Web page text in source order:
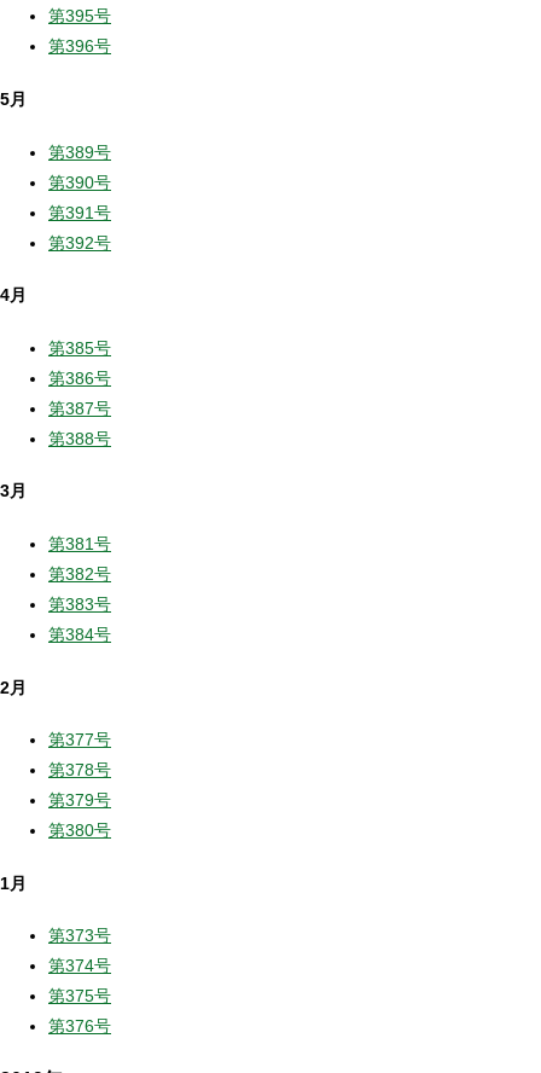
第395号
第396号
5月
第389号
第390号
第391号
第392号
4月
第385号
第386号
第387号
第388号
3月
第381号
第382号
第383号
第384号
2月
第377号
第378号
第379号
第380号
1月
第373号
第374号
第375号
第376号